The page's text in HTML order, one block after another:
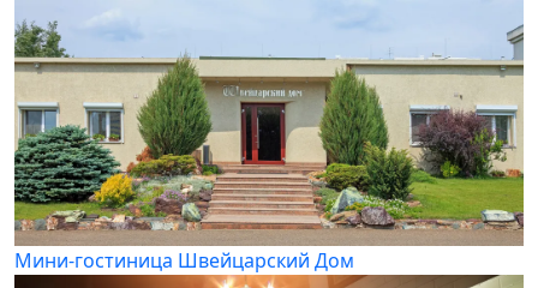
Мини-гостиница Швейцарский Дом